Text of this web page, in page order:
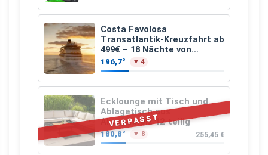
Costa Favolosa
Transatlantik-Kreuzfahrt ab
499€ – 18 Nächte von
Hamburg nach Guadeloupe
196,7° ▼ 4
VERPASST
Ecklounge mit Tisch und
Ablagetisch aus
Akazienholz 12-teilig
180,8° ▼ 8 255,45 €